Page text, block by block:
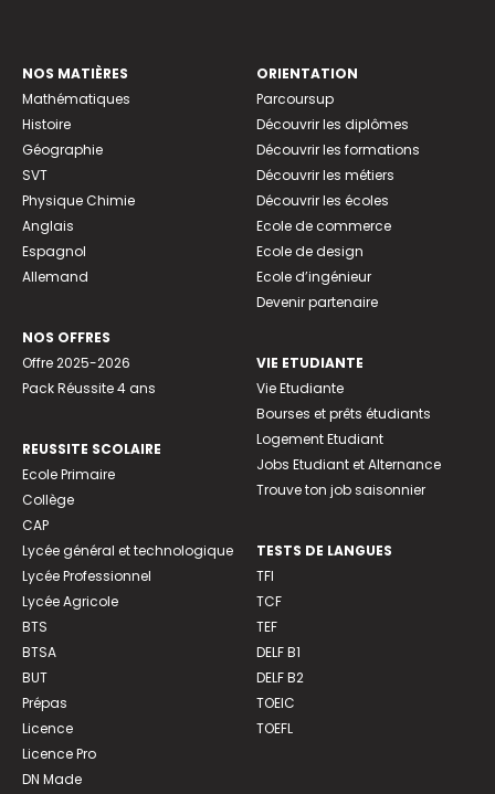
NOS MATIÈRES
Mathématiques
Histoire
Géographie
SVT
Physique Chimie
Anglais
Espagnol
Allemand
NOS OFFRES
Offre 2025-2026
Pack Réussite 4 ans
REUSSITE SCOLAIRE
Ecole Primaire
Collège
CAP
Lycée général et technologique
Lycée Professionnel
Lycée Agricole
BTS
BTSA
BUT
Prépas
Licence
Licence Pro
DN Made
ORIENTATION
Parcoursup
Découvrir les diplômes
Découvrir les formations
Découvrir les métiers
Découvrir les écoles
Ecole de commerce
Ecole de design
Ecole d’ingénieur
Devenir partenaire
VIE ETUDIANTE
Vie Etudiante
Bourses et prêts étudiants
Logement Etudiant
Jobs Etudiant et Alternance
Trouve ton job saisonnier
TESTS DE LANGUES
TFI
TCF
TEF
DELF B1
DELF B2
TOEIC
TOEFL